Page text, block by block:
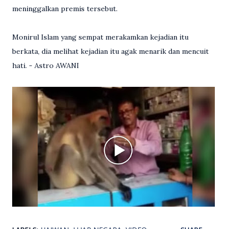
meninggalkan premis tersebut.
Monirul Islam yang sempat merakamkan kejadian itu
berkata, dia melihat kejadian itu agak menarik dan mencuit
hati. - Astro AWANI